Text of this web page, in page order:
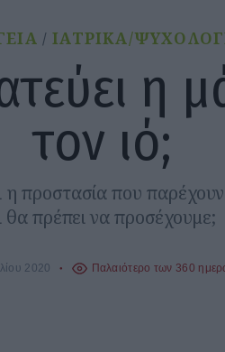
ΙΑΤΡΙΚΑ/
η
τον ιό;
η προστασία που
θα πρέπει να προσέχουμε;
2020 Παλαιότερο των 360